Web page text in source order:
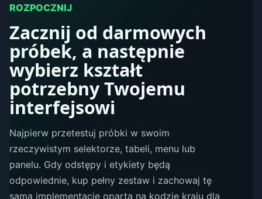
ROZPOCZNIJ
Zacznij od darmowych
próbek, a następnie
wybierz kształt
potrzebny Twojemu
interfejsowi
Najpierw przetestuj próbki w swoim
rzeczywistym selektorze, tabeli, menu lub
panelu. Gdy odstępy i etykiety będą
odpowiednie, kup pełny zestaw i zachowaj tę
samą implementację opartą na kodzie kraju dla